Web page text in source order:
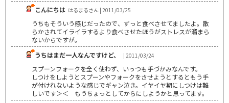
こんにちは はるまるさん | 2011/03/25
うちもそういう感じだったので、ずっと食べさせてましたよ。散
らかされてイライラするより食べさせたほうがストレスが溜まら
ないからですが。
うちはまだ一人なんですけど、
| 2011/03/24
スプーンフォークを全く使わず、いっつも手づかみなんです。
しつけをしようとスプーンやフォークをさせようとするともう手
が付けれないような感じでギャン泣き。イヤイヤ期にしつけは難
しいです＞＜ もうちょっとしてからにしようかと思ってます。